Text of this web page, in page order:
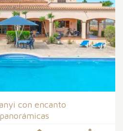
con encanto